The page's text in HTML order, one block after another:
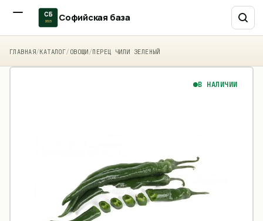
СБ
2015 Софийская база
ГЛАВНАЯ/КАТАЛОГ/ ОВОЩИ/ПЕРЕЦ ЧИЛИ ЗЕЛЕНЫЙ
В НАЛИЧИИ